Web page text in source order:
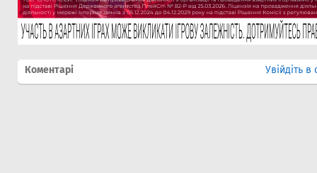
Коментарі Увійдіть в